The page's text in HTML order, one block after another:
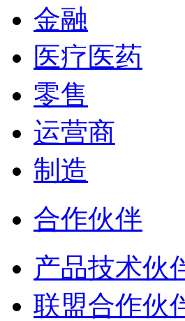
金融
医疗医药
零售
运营商
制造
合作伙伴
产品技术伙
联盟合作伙